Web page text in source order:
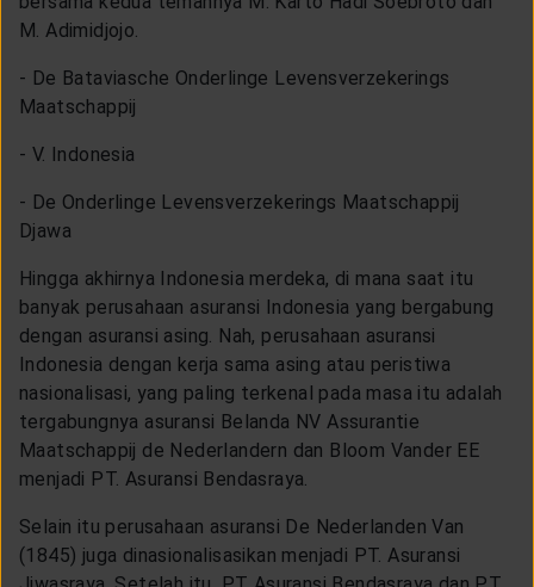
M. Adimidjojo.
- De Bataviasche Onderlinge Levensverzekerings
Maatschappij
- V. Indonesia
- De Onderlinge Levensverzekerings Maatschappij
Djawa
Hingga akhirnya Indonesia merdeka, di mana saat itu
banyak perusahaan asuransi Indonesia yang bergabung
dengan asuransi asing. Nah, perusahaan asuransi
Indonesia dengan kerja sama asing atau peristiwa
nasionalisasi, yang paling terkenal pada masa itu adalah
tergabungnya asuransi Belanda NV Assurantie
Maatschappij de Nederlandern dan Bloom Vander EE
menjadi PT. Asuransi Bendasraya.
Selain itu perusahaan asuransi De Nederlanden Van
(1845) juga dinasionalisasikan menjadi PT. Asuransi